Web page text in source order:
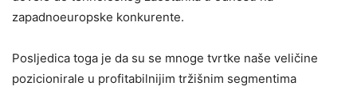
zapadnoeuropske konkurente.
Posljedica toga je da su se mnoge tvrtke naše veličine
pozicionirale u profitabilnijim tržišnim segmentima